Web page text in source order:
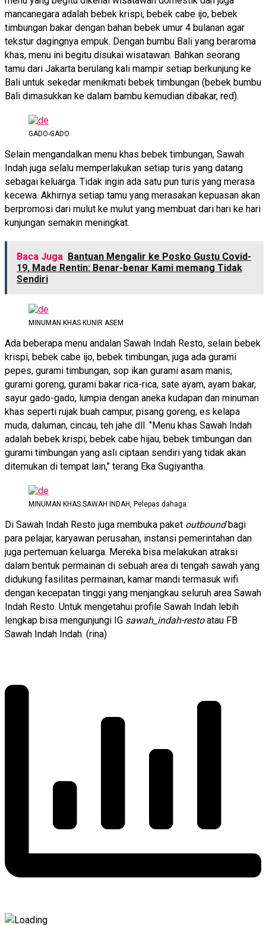
mancanegara adalah bebek krispi, bebek cabe ijo, bebek
timbungan bakar dengan bahan bebek umur 4 bulanan agar
tekstur dagingnya empuk. Dengan bumbu Bali yang beraroma
khas, menu ini begitu disukai wisatawan. Bahkan seorang
tamu dari Jakarta berulang kali mampir setiap berkunjung ke
Bali untuk sekedar menikmati bebek timbungan (bebek bumbu
Bali dimasukkan ke dalam bambu kemudian dibakar, red).
GADO-GADO
Selain mengandalkan menu khas bebek timbungan, Sawah
Indah juga selalu memperlakukan setiap turis yang datang
sebagai keluarga. Tidak ingin ada satu pun turis yang merasa
kecewa. Akhirnya setiap tamu yang merasakan kepuasan akan
berpromosi dari mulut ke mulut yang membuat dari hari ke hari
kunjungan semakin meningkat.
Baca Juga Bantuan Mengalir ke Posko Gustu Covid-
19, Made Rentin: Benar-benar Kami memang Tidak
Sendiri
MINUMAN KHAS KUNIR ASEM
Ada beberapa menu andalan Sawah Indah Resto, selain bebek
krispi, bebek cabe ijo, bebek timbungan, juga ada gurami
pepes, gurami timbungan, sop ikan gurami asam manis,
gurami goreng, gurami bakar rica-rica, sate ayam, ayam bakar,
sayur gado-gado, lumpia dengan aneka kudapan dan minuman
khas seperti rujak buah campur, pisang goreng, es kelapa
muda, daluman, cincau, teh jahe dll. ‘’Menu khas Sawah Indah
adalah bebek krispi, bebek cabe hijau, bebek timbungan dan
gurami timbungan yang asli ciptaan sendiri yang tidak akan
ditemukan di tempat lain,’’ terang Eka Sugiyantha.
MINUMAN KHAS SAWAH INDAH, Pelepas dahaga.
Di Sawah Indah Resto juga membuka paket outboundbagi
para pelajar, karyawan perusahan, instansi pemerintahan dan
juga pertemuan keluarga. Mereka bisa melakukan atraksi
dalam bentuk permainan di sebuah area di tengah sawah yang
didukung fasilitas permainan, kamar mandi termasuk wifi
dengan kecepatan tinggi yang menjangkau seluruh area Sawah
Indah Resto. Untuk mengetahui profile Sawah Indah lebih
lengkap bisa mengunjungi IG sawah_indah-restoatau FB
Sawah Indah Indah. (rina)